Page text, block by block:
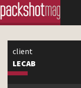
client
LECAB